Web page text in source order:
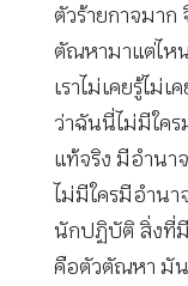
ตัวร้ายกาจมาก
ตัณหามาแต่ไห
เราไม่เคยรู้ไม่
ว่าฉันนี่ไม่มีใค
แท้จริง มีอำนา
ไม่มีใครมีอำน
นักปฏิบัติ สิ่งที่
คือตัวตัณหา มัน